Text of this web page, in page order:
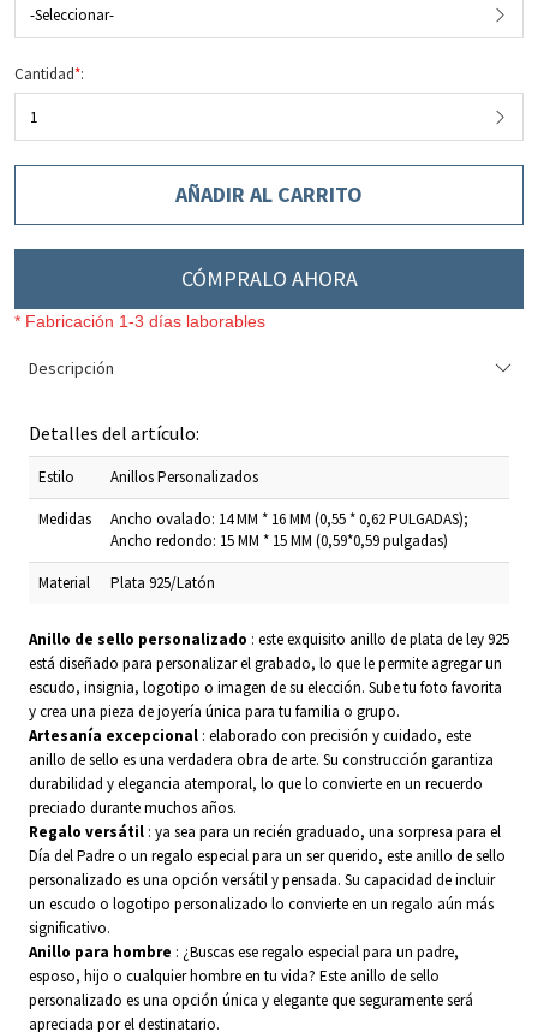
-Seleccionar-
Cantidad*:
1
AÑADIR AL CARRITO
CÓMPRALO AHORA
* Fabricación 1-3 días laborables
Descripción
Detalles del artículo:
Estilo Anillos Personalizados
Medidas
Ancho ovalado: 14 MM * 16 MM (0,55 * 0,62 PULGADAS);
Ancho redondo: 15 MM * 15 MM (0,59*0,59 pulgadas)
Material Plata 925/Latón
Anillo de sello personalizado : este exquisito anillo de plata de ley 925
está diseñado para personalizar el grabado, lo que le permite agregar un
escudo, insignia, logotipo o imagen de su elección. Sube tu foto favorita
y crea una pieza de joyería única para tu familia o grupo.
Artesanía excepcional : elaborado con precisión y cuidado, este
anillo de sello es una verdadera obra de arte. Su construcción garantiza
durabilidad y elegancia atemporal, lo que lo convierte en un recuerdo
preciado durante muchos años.
Regalo versátil : ya sea para un recién graduado, una sorpresa para el
Día del Padre o un regalo especial para un ser querido, este anillo de sello
personalizado es una opción versátil y pensada. Su capacidad de incluir
un escudo o logotipo personalizado lo convierte en un regalo aún más
significativo.
Anillo para hombre : ¿Buscas ese regalo especial para un padre,
esposo, hijo o cualquier hombre en tu vida? Este anillo de sello
personalizado es una opción única y elegante que seguramente será
apreciada por el destinatario.